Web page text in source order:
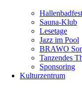
Hallenbadfest
Sauna-Klub
Lesetage
Jazz im Pool
BRAWO
Tanzendes
Sponsoring
Kulturzentrum